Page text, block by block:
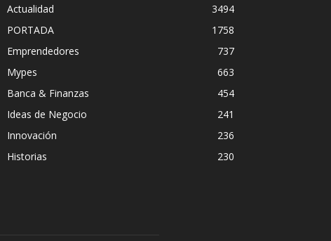
Actualidad
3494
PORTADA
1758
Emprendedores
737
Mypes
663
Banca & Finanzas
454
Ideas de Negocio
241
Innovación
236
Historias
230